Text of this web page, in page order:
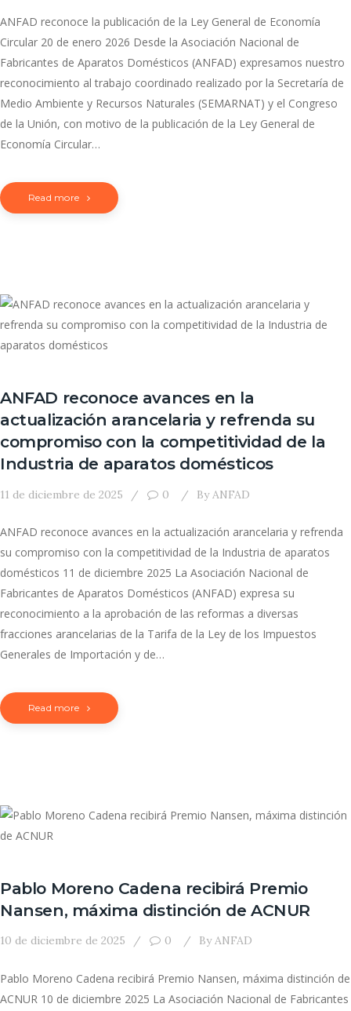
ANFAD reconoce la publicación de la Ley General de Economía
Circular 20 de enero 2026 Desde la Asociación Nacional de
Fabricantes de Aparatos Domésticos (ANFAD) expresamos nuestro
reconocimiento al trabajo coordinado realizado por la Secretaría de
Medio Ambiente y Recursos Naturales (SEMARNAT) y el Congreso
de la Unión, con motivo de la publicación de la Ley General de
Economía Circular…
Read more
ANFAD reconoce avances en la
actualización arancelaria y refrenda su
compromiso con la competitividad de la
Industria de aparatos domésticos
11 de diciembre de 2025 0 ByANFAD
ANFAD reconoce avances en la actualización arancelaria y refrenda
su compromiso con la competitividad de la Industria de aparatos
domésticos 11 de diciembre 2025 La Asociación Nacional de
Fabricantes de Aparatos Domésticos (ANFAD) expresa su
reconocimiento a la aprobación de las reformas a diversas
fracciones arancelarias de la Tarifa de la Ley de los Impuestos
Generales de Importación y de…
Read more
Pablo Moreno Cadena recibirá Premio
Nansen, máxima distinción de ACNUR
10 de diciembre de 2025 0 ByANFAD
Pablo Moreno Cadena recibirá Premio Nansen, máxima distinción de
ACNUR 10 de diciembre 2025 La Asociación Nacional de Fabricantes